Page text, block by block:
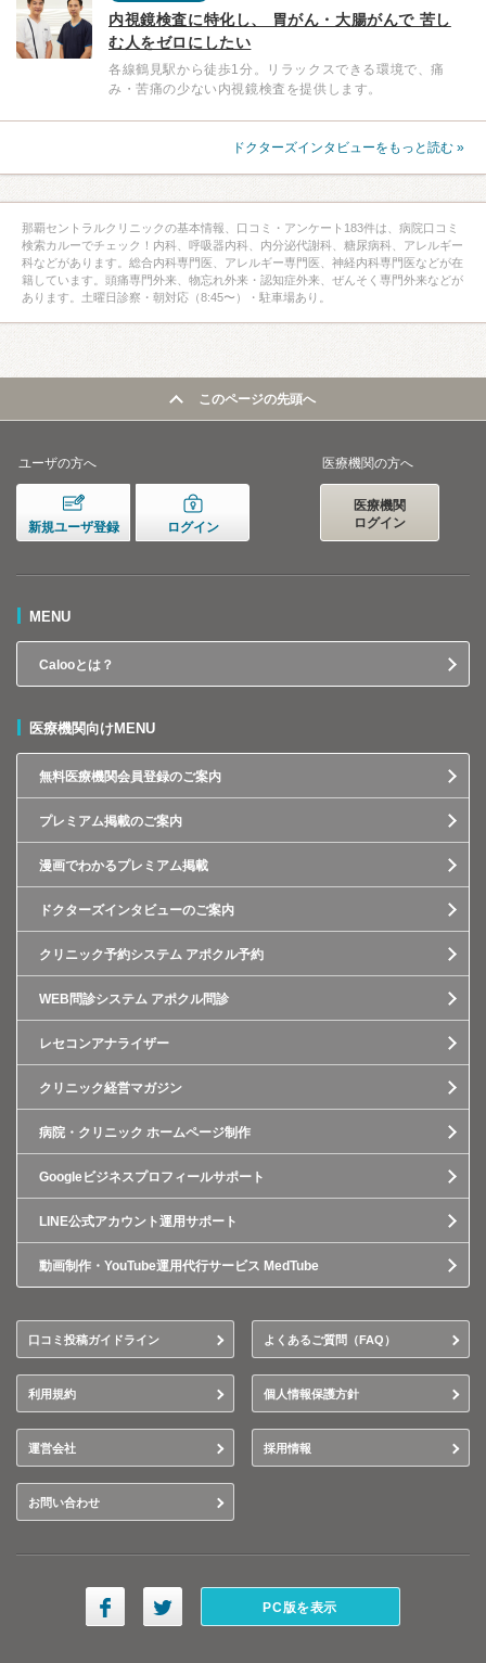
内視鏡検査に特化し、 胃がん・大腸がんで 苦し
む人をゼロにしたい
各線鶴見駅から徒歩1分。リラックスできる環境で、痛
み・苦痛の少ない内視鏡検査を提供します。
ドクターズインタビューをもっと読む »
那覇セントラルクリニックの基本情報、口コミ・アンケート183件は、病院口コミ
検索カルーでチェック！内科、呼吸器内科、内分泌代謝科、糖尿病科、アレルギー
科などがあります。総合内科専門医、アレルギー専門医、神経内科専門医などが在
籍しています。頭痛専門外来、物忘れ外来・認知症外来、ぜんそく専門外来などが
あります。土曜日診察・朝対応（8:45〜）・駐車場あり。
このページの先頭へ
ユーザの方へ
新規ユーザ登録 ログイン
医療機関の方へ
医療機関
ログイン
MENU
Calooとは？
医療機関向けMENU
無料医療機関会員登録のご案内
プレミアム掲載のご案内
漫画でわかるプレミアム掲載
ドクターズインタビューのご案内
クリニック予約システム アポクル予約
WEB問診システム アポクル問診
レセコンアナライザー
クリニック経営マガジン
病院・クリニック ホームページ制作
Googleビジネスプロフィールサポート
LINE公式アカウント運用サポート
動画制作・YouTube運用代行サービス MedTube
口コミ投稿ガイドライン よくあるご質問（FAQ）
利用規約 個人情報保護方針
運営会社 採用情報
お問い合わせ
PC版を表示